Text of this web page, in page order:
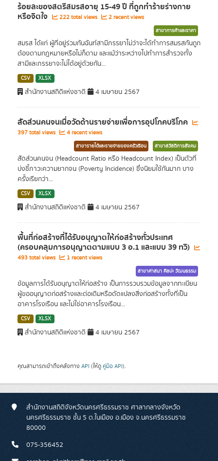
ร้อยละของสตรีสมรสอายุ 15-49 ปี ที่ถูกทำร้ายร่างกาย
หรือจิตใจ 222 total views 2 recent views
สาขาการค้าและราคา
สมรส ได้แก่ ผู้ที่อยู่ร่วมกันฉันท์สามีภรรยาไม่ว่าจะได้ทำการสมรสกันถูก
ต้องตามกฎหมายหรือไม่ก็ตาม และแม้ว่าระหว่างไปทำการสำรวจทั้ง
สามีและภรรยาจะไม่ได้อยู่ด้วยกัน...
CSV XLSX
สำนักงานสถิติแห่งชาติ 4 เมษายน 2567
สัดส่วนคนจนเมื่อวัดด้านรายจ่ายเพื่อการอุปโภคบริโภค
397 total views 4 recent views
สาขารายได้และรายจ่ายของครัวเรือน สาขาสวัสดิการสังคม
สัดส่วนคนจน (Headcount Ratio หรือ Headcount Index) เป็นตัวที่
บ่งชี้ภาวะความยากจน (Poverty Incidence) ซึ่งนิยมใช้กันมาก บาง
ครั้งเรียกว่า...
CSV XLSX
สำนักงานสถิติแห่งชาติ 4 เมษายน 2567
พื้นที่ก่อสร้างที่ได้รับอนุญาตให้ก่อสร้างทั่วประเทศ
(ครอบคลุมการอนุญาตตามแบบ 3 อ.1 และแบบ 39 ทวิ)
493 total views 1 recent views
สาขาศาสนา ศิลปะ วัฒนธรรม
ข้อมูลการได้รับอนุญาตให้ก่อสร้าง เป็นการรวบรวมข้อมูลจากทะเบียน
ผู้ขออนุญาตก่อสร้างและต่อเติมหรือดัดแปลงสิ่งก่อสร้างทั้งที่เป็น
อาคารโรงเรือน และไม่ใช่อาคารโรงเรือน...
CSV XLSX
สำนักงานสถิติแห่งชาติ 4 เมษายน 2567
คุณสามารถเข้าถึงคลังทาง API (ให้ดู คู่มือ API).
สำนักงานสถิติจังหวัดนครศรีธรรมราช ศาลากลางจังหวัด
นครศรีธรรมราช ชั้น 5 ต.ในเมือง อ.เมือง จ.นครศรีธรรมราช
80000
075-356452